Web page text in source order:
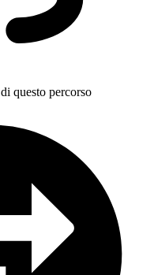
di questo percorso